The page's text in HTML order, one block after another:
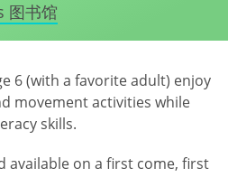
图书馆
6 (with a favorite adult) enjoy
movement activities while
skills.
available on a first come, first